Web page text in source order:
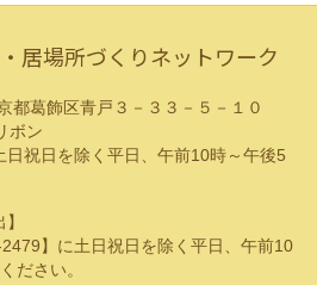
居場所づくりネットワーク
都葛飾区青戸３－３３－５－１０
ボン
祝日を除く平日、午前10時～午後5
】に土日祝日を除く平日、午前10
ださい。